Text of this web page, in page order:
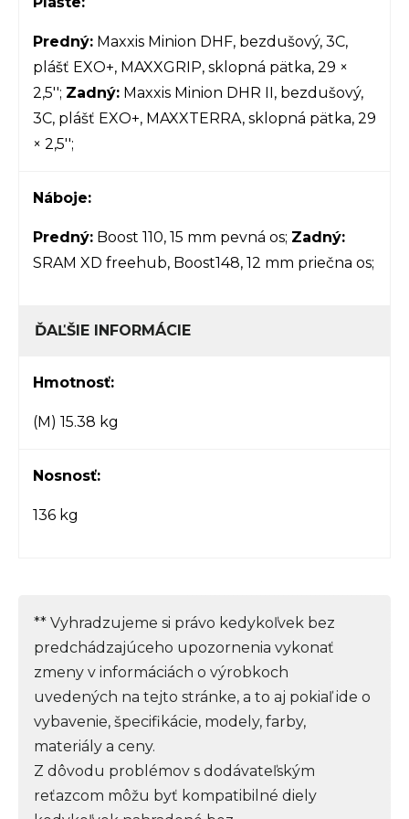
Predný: Maxxis Minion DHF, bezdušový, 3C,
plášť EXO+, MAXXGRIP, sklopná pätka, 29 ×
2,5''; Zadný: Maxxis Minion DHR II, bezdušový,
3C, plášť EXO+, MAXXTERRA, sklopná pätka, 29
× 2,5'';
Náboje:
Predný: Boost 110, 15 mm pevná os; Zadný:
SRAM XD freehub, Boost148, 12 mm priečna os;
ĎAĽŠIE INFORMÁCIE
Hmotnosť:
(M) 15.38 kg
Nosnosť:
136 kg
** Vyhradzujeme si právo kedykoľvek bez
predchádzajúceho upozornenia vykonať
zmeny v informáciách o výrobkoch
uvedených na tejto stránke, a to aj pokiaľ ide o
vybavenie, špecifikácie, modely, farby,
materiály a ceny.
Z dôvodu problémov s dodávateľským
reťazcom môžu byť kompatibilné diely